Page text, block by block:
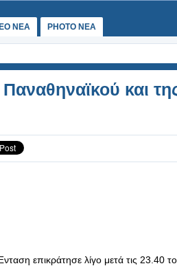
NEA PHOTO NEA
και
επικράτησε λίγο μετά τις 23.40